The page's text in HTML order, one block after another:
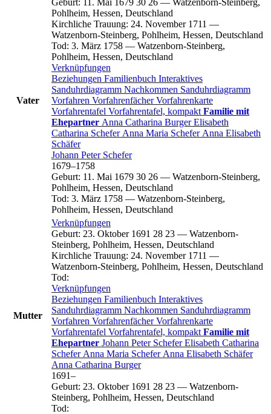
Vater
Pohlheim, Hessen, Deutschland
Kirchliche Trauung: 24. November 1711 —
Watzenborn-Steinberg, Pohlheim, Hessen, Deutschland
Tod: 3. März 1758 — Watzenborn-Steinberg,
Pohlheim, Hessen, Deutschland
Verknüpfungen
Beziehungen Familienbuch Interaktives
Sanduhrdiagramm Nachkommen Sanduhrdiagramm
Vorfahren VorfahrenfächerVorfahrenkarte
Vorfahrentafel Vorfahrentafel, kompakt Familie mit
Ehepartner Anna Catharina Burger Elisabeth
Catharina Schefer Anna Maria Schefer Anna Elisabeth
Schäfer
Johann Peter Schefer
1679–1758
Geburt: 11. Mai 1679 30 26 — Watzenborn-Steinberg,
Pohlheim, Hessen, Deutschland
Tod: 3. März 1758 — Watzenborn-Steinberg,
Pohlheim, Hessen, Deutschland
Mutter
Verknüpfungen
Geburt: 23. Oktober 1691 28 23 — Watzenborn-
Steinberg, Pohlheim, Hessen, Deutschland
Kirchliche Trauung: 24. November 1711 —
Watzenborn-Steinberg, Pohlheim, Hessen, Deutschland
Tod:
Verknüpfungen
Beziehungen Familienbuch Interaktives
Sanduhrdiagramm Nachkommen Sanduhrdiagramm
Vorfahren VorfahrenfächerVorfahrenkarte
Vorfahrentafel Vorfahrentafel, kompakt Familie mit
Ehepartner Johann Peter Schefer Elisabeth Catharina
Schefer Anna Maria Schefer Anna Elisabeth Schäfer
Anna Catharina Burger
1691–
Geburt: 23. Oktober 1691 28 23 — Watzenborn-
Steinberg, Pohlheim, Hessen, Deutschland
Tod: